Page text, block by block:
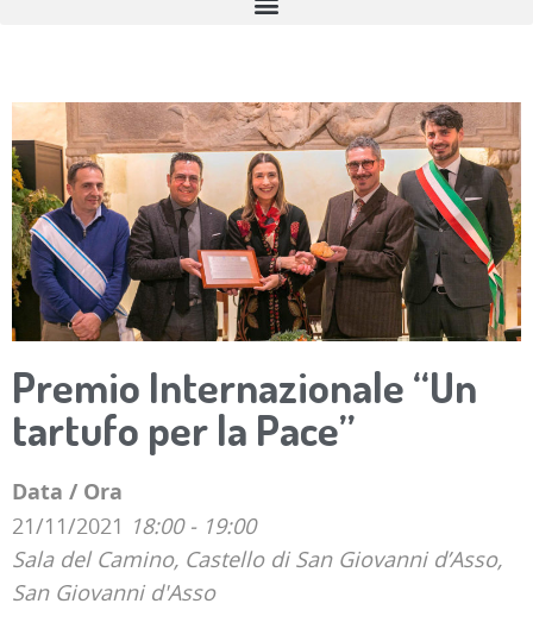
Premio Internazionale “Un
tartufo per la Pace”
Data / Ora
21/11/2021 18:00 - 19:00
Sala del Camino, Castello di San Giovanni d’Asso,
San Giovanni d'Asso